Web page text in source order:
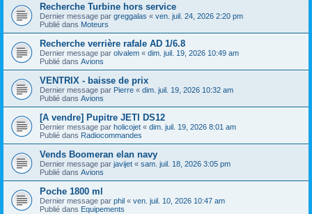
Recherche Turbine hors service
Dernier message par greggalas « ven. juil. 24, 2026 2:20 pm
Publié dans Moteurs
Recherche verrière rafale AD 1/6.8
Dernier message par olvalem « dim. juil. 19, 2026 10:49 am
Publié dans Avions
VENTRIX - baisse de prix
Dernier message par Pierre « dim. juil. 19, 2026 10:32 am
Publié dans Avions
[A vendre] Pupitre JETI DS12
Dernier message par holicojet « dim. juil. 19, 2026 8:01 am
Publié dans Radiocommandes
Vends Boomeran elan navy
Dernier message par javijet « sam. juil. 18, 2026 3:05 pm
Publié dans Avions
Poche 1800 ml
Dernier message par phil « ven. juil. 10, 2026 10:47 am
Publié dans Equipements